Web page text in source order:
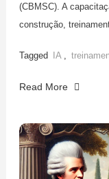
(CBMSC). A
construção,
Tagged IA
Read More